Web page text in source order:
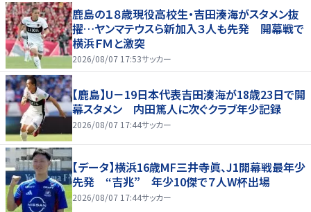
鹿島の１８歳現役高校生・吉田湊海がスタメン抜
擢…ヤンマテウスら新加入３人も先発 開幕戦で
横浜ＦＭと激突
2026/08/07 17:53サッカー
【鹿島】U－19日本代表吉田湊海が18歳23日で開
幕スタメン 内田篤人に次ぐクラブ年少記録
2026/08/07 17:44サッカー
【データ】横浜16歳MF三井寺眞、J1開幕戦最年少
先発 “吉兆” 年少10傑で７人W杯出場
2026/08/07 17:44サッカー